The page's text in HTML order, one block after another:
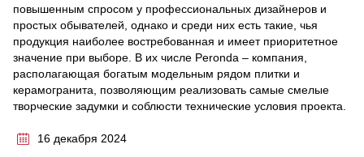
повышенным спросом у профессиональных дизайнеров и
простых обывателей, однако и среди них есть такие, чья
продукция наиболее востребованная и имеет приоритетное
значение при выборе. В их числе Peronda – компания,
располагающая богатым модельным рядом плитки и
керамогранита, позволяющим реализовать самые смелые
творческие задумки и соблюсти технические условия проекта.
16 декабря 2024